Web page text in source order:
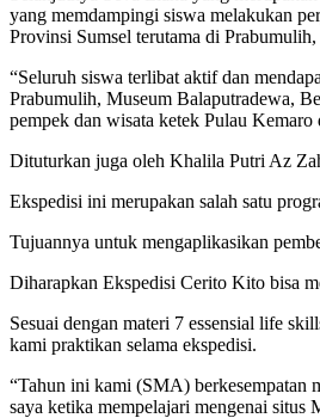
yang memdampingi siswa melakukan
Provinsi Sumsel terutama di
“Seluruh siswa terlibat aktif dan
Prabumulih, Museum Balaputradewa,
pempek dan wisata ketek Pulau Kemaro
Dituturkan juga oleh Khalila Putri Az
Ekspedisi ini merupakan salah satu
Tujuannya untuk mengaplikasikan
Diharapkan Ekspedisi Cerito Kito bisa
Sesuai dengan materi 7 essensial life
kami praktikan selama ekspedisi.
“Tahun ini kami (SMA) berkesempatan
saya ketika mempelajari mengenai